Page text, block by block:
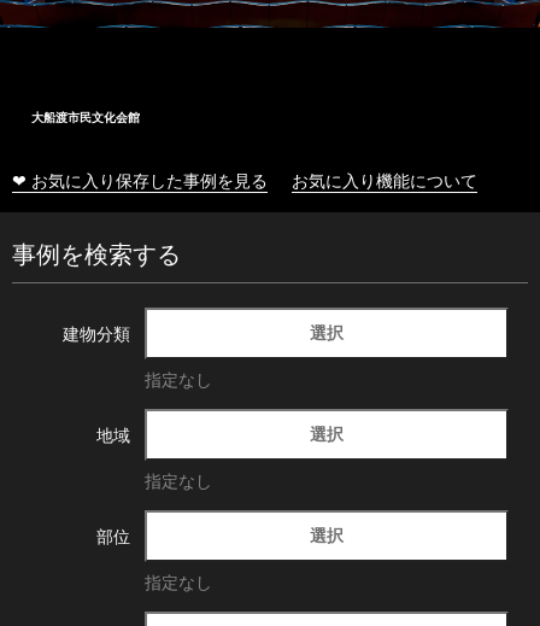
大船渡市民文化会館
❤ お気に入り保存した事例を見る お気に入り機能について
事例を検索する
建物分類 選択
指定なし
地域 選択
指定なし
部位 選択
指定なし